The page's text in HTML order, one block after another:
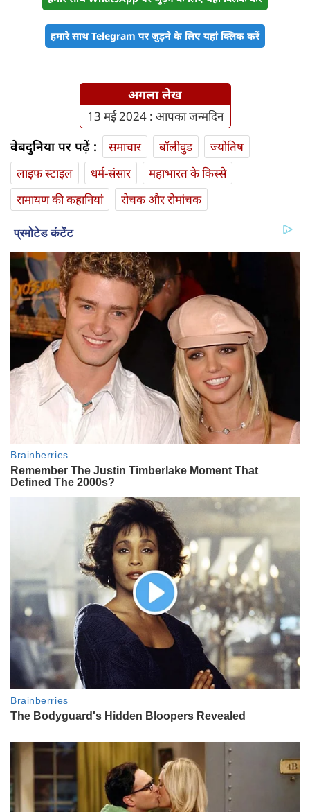
हमारे साथ Telegram पर जुड़ने के लिए यहां क्लिक करें
अगला लेख
13 मई 2024 : आपका जन्मदिन
वेबदुनिया पर पढ़ें : समाचार बॉलीवुड
ज्योतिष
लाइफ स्‍टाइल
धर्म-संसार
महाभारत के किस्से
रामायण की कहानियां
रोचक और रोमांचक